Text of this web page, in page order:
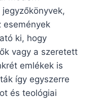
események
ki, hogy
vagy a szeretett
emlékek is
így egyszerre
és teológiai